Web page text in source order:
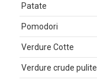
Patate
Pomodori
Verdure Cotte
Verdure crude pulite